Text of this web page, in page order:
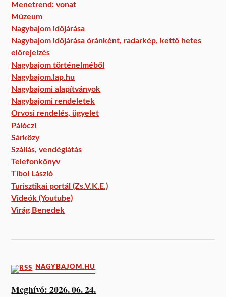
Menetrend: vonat
Múzeum
Nagybajom időjárása
Nagybajom időjárása óránként, radarkép, kettő hetes
előrejelzés
Nagybajom történelméből
Nagybajom.lap.hu
Nagybajomi alapítványok
Nagybajomi rendeletek
Orvosi rendelés, ügyelet
Pálóczi
Sárközy
Szállás, vendéglátás
Telefonkönyv
Tibol László
Turisztikai portál (Zs.V.K.E.)
Videók (Youtube)
Virág Benedek
NAGYBAJOM.HU
Meghívó: 2026. 06. 24.